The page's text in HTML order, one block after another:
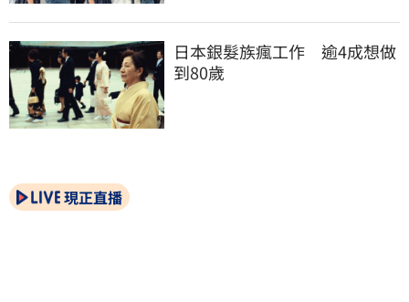
日本銀髮族瘋工作　逾4成想做
到80歲
現正直播